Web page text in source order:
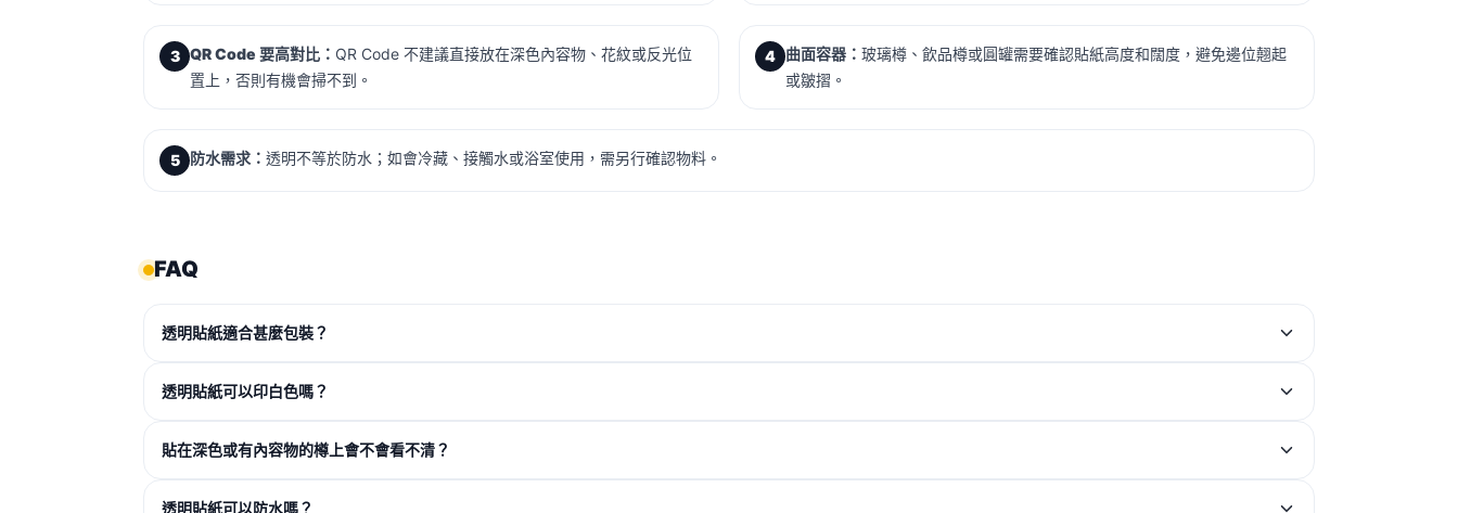
3 QR Code 要高對比： QR Code 不建議直接放在深色內容物、花紋或反光位
置上，否則有機會掃不到。
4 曲面容器： 玻璃樽、飲品樽或圓罐需要確認貼紙高度和闊度，避免邊位翹起
或皺摺。
5 防水需求： 透明不等於防水；如會冷藏、接觸水或浴室使用，需另行確認物料。
FAQ
透明貼紙適合甚麼包裝？
透明貼紙可以印白色嗎？
貼在深色或有內容物的樽上會不會看不清？
透明貼紙可以防水嗎？